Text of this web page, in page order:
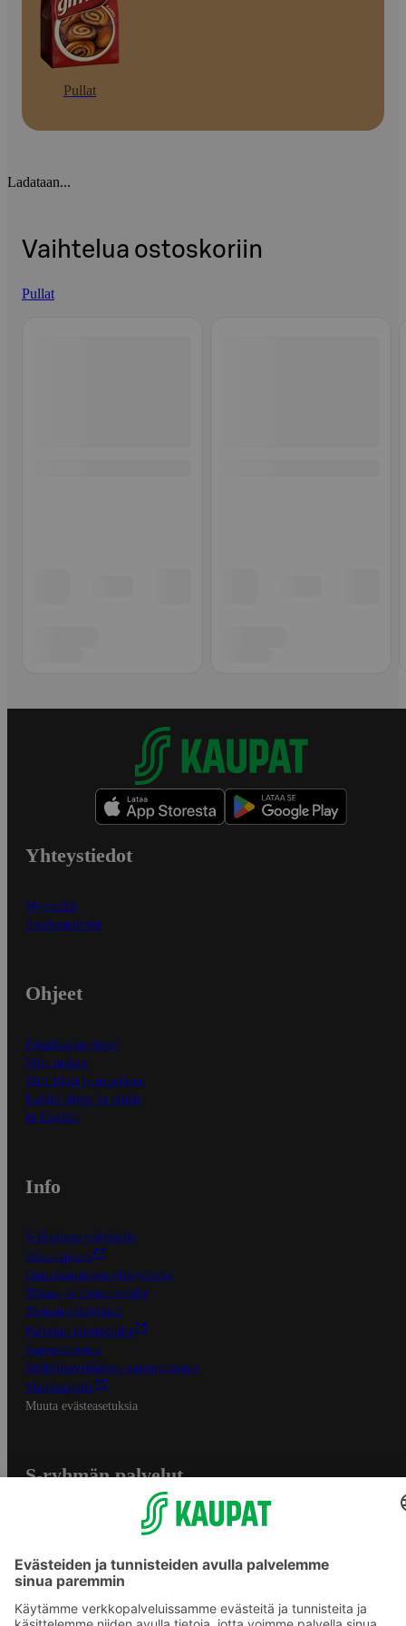
Pullat
Ladataan...
Vaihtelua ostoskoriin
Pullat
Yhteystiedot
Myymälät
Asiakaspalvelu
Ohjeet
Ensitilaajan ohjeet
Näin maksat
Näin tilaat ja muokkaat
Kaikki ohjeet ja vinkit
In English
Info
S-Business yrityksille
Oiva-raportit
Osuuskauppojen yhteystiedot
Tilaus- ja toimitusehdot
Tietosuojakäytäntö
Palvelun käyttöehdot
Saavutettavuus
Mobiilisovelluksen saavutettavuus
Mainostajalle
Muuta evästeasetuksia
S-ryhmän palvelut
Yhteishyvä Ruoka -sovellus
S-ostoslista -sovellus
Prisma.fi